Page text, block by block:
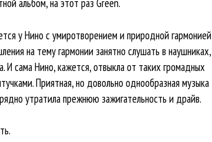
альбом, на этот раз Green.
у Нино с умиротворением и природной гармонией
на тему гармонии занятно слушать в наушниках,
И сама Нино, кажется, отвыкла от таких громадных
Приятная, но довольно однообразная музыка
утратила прежнюю зажигательность и драйв.